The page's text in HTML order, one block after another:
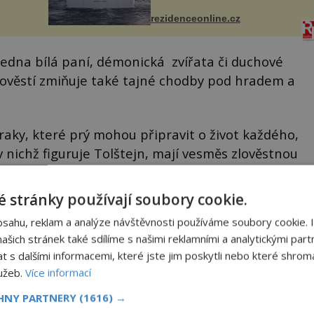
paluby. Monacký přístav nabízí
každoročn...
rezidenceonline.cz
bílá paní, démonická zvířata či duchové
zmiňuje také tajné chodby pod hradem a
které prý mohou připravit o život každého,
figuruje Tolštejn, mají vesměs zlověstnou
ocitá v zajetí negativních energií?
stránky používají soubory cookie.
reklam a analýze návštěvnosti používáme soubory cookie.
stránek také sdílíme s našimi reklamními a analytickými
s dalšími informacemi, které jste jim poskytli nebo které
Více informací
PARTNERY (1616) →